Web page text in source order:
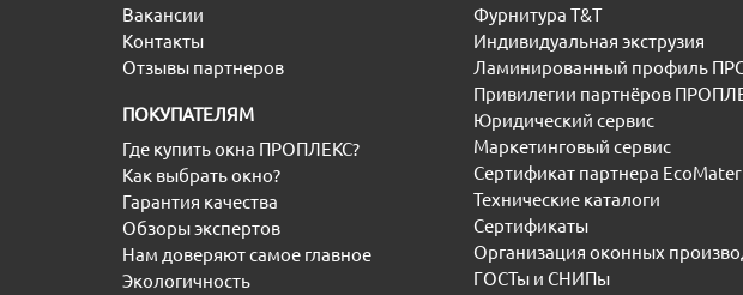
Вакансии
Контакты
Отзывы партнеров
ПОКУПАТЕЛЯМ
Где купить окна ПРОПЛЕКС?
Как выбрать окно?
Гарантия качества
Обзоры экспертов
Нам доверяют самое главное
Экологичность
Фурнитура T&T
Индивидуальная экструзия
Ламинированный профиль
Привилегии партнёров
Юридический сервис
Маркетинговый сервис
Сертификат партнера
Технические каталоги
Сертификаты
Организация оконных
ГОСТы и СНИПы